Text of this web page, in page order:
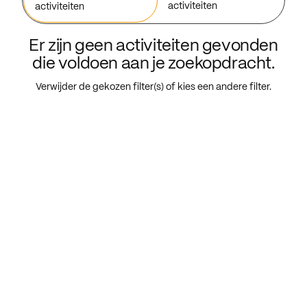
activiteiten
activiteiten
Er zijn geen activiteiten gevonden
die voldoen aan je zoekopdracht.
Verwijder de gekozen filter(s) of kies een andere filter.